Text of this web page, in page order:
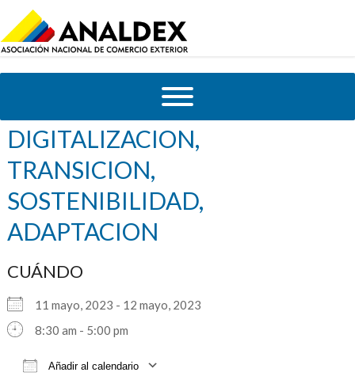
SUPPLY CHAIN –
DIGITALIZACION,
TRANSICION,
SOSTENIBILIDAD,
ADAPTACION
CUÁNDO
11 mayo, 2023 - 12 mayo, 2023
8:30 am - 5:00 pm
Añadir al calendario